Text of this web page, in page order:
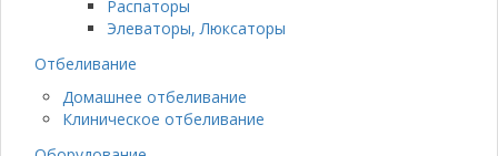
Распаторы
Элеваторы, Люксаторы
Отбеливание
Домашнее отбеливание
Клиническое отбеливание